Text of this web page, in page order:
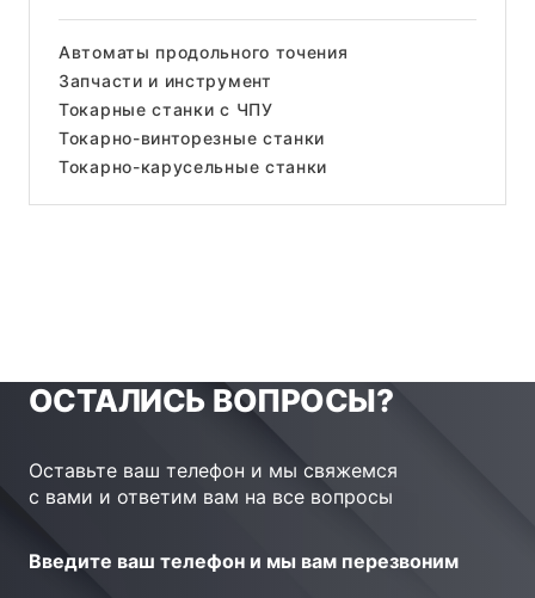
Автоматы продольного точения
Запчасти и инструмент
Токарные станки с ЧПУ
Токарно-винторезные станки
Токарно-карусельные станки
ОСТАЛИСЬ ВОПРОСЫ?
Оставьте ваш телефон и мы свяжемся
с вами и ответим вам на все вопросы
Введите ваш телефон и мы вам перезвоним